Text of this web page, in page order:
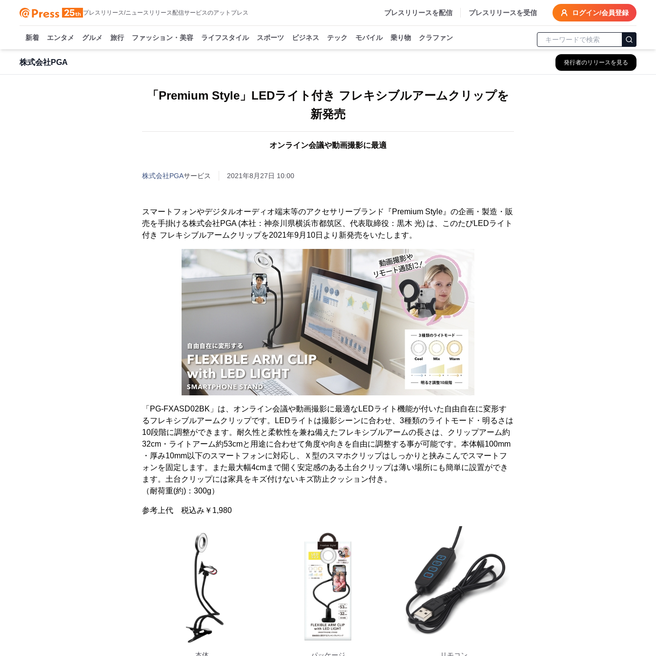
プレスリリース/ニュースリリース配信サービスのアットプレス プレスリリースを配信 プレスリリースを受信 ログイン/会員登録
新着 エンタメ グルメ 旅行 ファッション・美容 ライフスタイル スポーツ ビジネス テック モバイル 乗り物 クラファン
株式会社PGA 発行者のリリースを見る
「Premium Style」LEDライト付き フレキシブルアームクリップを
新発売
オンライン会議や動画撮影に最適
株式会社PGAサービス 2021年8月27日 10:00
スマートフォンやデジタルオーディオ端末等のアクセサリーブランド『Premium Style』の企画・製造・販
売を手掛ける株式会社PGA (本社：神奈川県横浜市都筑区、代表取締役：黒木 光) は、このたびLEDライト
付き フレキシブルアームクリップを2021年9月10日より新発売をいたします。
「PG-FXASD02BK」は、オンライン会議や動画撮影に最適なLEDライト機能が付いた自由自在に変形す
るフレキシブルアームクリップです。LEDライトは撮影シーンに合わせ、3種類のライトモード・明るさは
10段階に調整ができます。耐久性と柔軟性を兼ね備えたフレキシブルアームの長さは、クリップアーム約
32cm・ライトアーム約53cmと用途に合わせて角度や向きを自由に調整する事が可能です。本体幅100mm
・厚み10mm以下のスマートフォンに対応し、Ｘ型のスマホクリップはしっかりと挟みこんでスマートフ
ォンを固定します。また最大幅4cmまで開く安定感のある土台クリップは薄い場所にも簡単に設置ができ
ます。土台クリップには家具をキズ付けないキズ防止クッション付き。
（耐荷重(約)：300g）
参考上代 税込み￥1,980